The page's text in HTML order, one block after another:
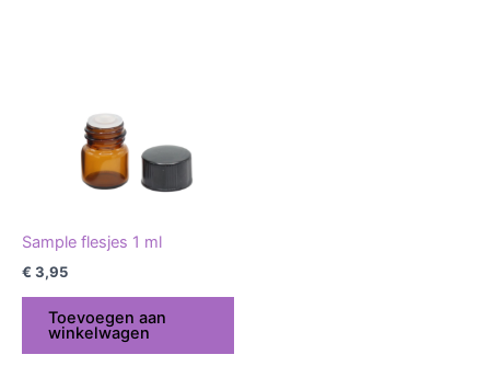
Sample flesjes 1 ml
€ 3,95
Toevoegen aan
winkelwagen